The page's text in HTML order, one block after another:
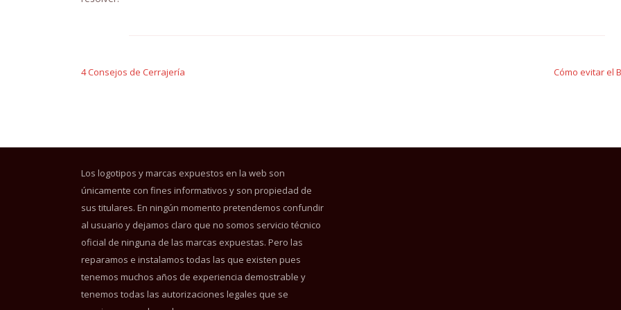
de
4 Consejos de Cerrajería Cómo evitar el
Los logotipos y marcas expuestos en la web son
únicamente con fines informativos y son propiedad de
sus titulares. En ningún momento pretendemos confundir
al usuario y dejamos claro que no somos servicio técnico
oficial de ninguna de las marcas expuestas. Pero las
reparamos e instalamos todas las que existen pues
tenemos muchos años de experiencia demostrable y
tenemos todas las autorizaciones legales que se